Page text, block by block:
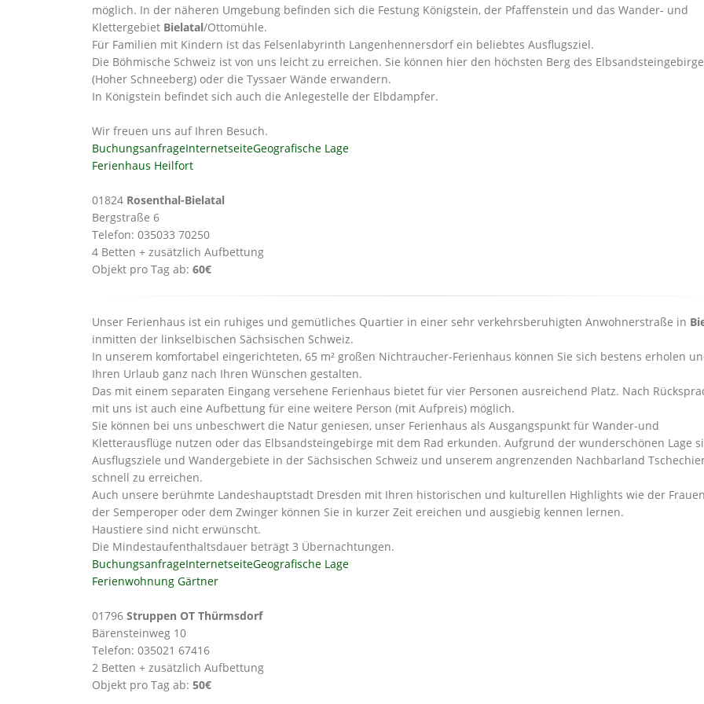
möglich. In der näheren Umgebung befinden sich die Festung Königstein, der Pfaffenstein und das Wander- und
Klettergebiet Bielatal/Ottomühle.
Für Familien mit Kindern ist das Felsenlabyrinth Langenhennersdorf ein beliebtes Ausflugsziel.
Die Böhmische Schweiz ist von uns leicht zu erreichen. Sie können hier den höchsten Berg des
(Hoher Schneeberg) oder die Tyssaer Wände erwandern.
In Königstein befindet sich auch die Anlegestelle der Elbdampfer.
Wir freuen uns auf Ihren Besuch.
BuchungsanfrageInternetseiteGeografische Lage
Ferienhaus Heilfort
01824 Rosenthal-Bielatal
Bergstraße 6
Telefon: 035033 70250
4 Betten + zusätzlich Aufbettung
Objekt pro Tag ab: 60€
Unser Ferienhaus ist ein ruhiges und gemütliches Quartier in einer sehr verkehrsberuhigten Anwohnerstraße in
inmitten der linkselbischen Sächsischen Schweiz.
In unserem komfortabel eingerichteten, 65 m² großen Nichtraucher-Ferienhaus können Sie sich bestens erholen
Ihren Urlaub ganz nach Ihren Wünschen gestalten.
Das mit einem separaten Eingang versehene Ferienhaus bietet für vier Personen ausreichend Platz. Nach
mit uns ist auch eine Aufbettung für eine weitere Person (mit Aufpreis) möglich.
Sie können bei uns unbeschwert die Natur geniesen, unser Ferienhaus als Ausgangspunkt für Wander-und
Kletterausflüge nutzen oder das Elbsandsteingebirge mit dem Rad erkunden. Aufgrund der wunderschönen Lage
Ausflugsziele und Wandergebiete in der Sächsischen Schweiz und unserem angrenzenden Nachbarland
schnell zu erreichen.
Auch unsere berühmte Landeshauptstadt Dresden mit Ihren historischen und kulturellen Highlights wie der
der Semperoper oder dem Zwinger können Sie in kurzer Zeit ereichen und ausgiebig kennen lernen.
Haustiere sind nicht erwünscht.
Die Mindestaufenthaltsdauer beträgt 3 Übernachtungen.
BuchungsanfrageInternetseiteGeografische Lage
Ferienwohnung Gärtner
01796 Struppen OT Thürmsdorf
Bärensteinweg 10
Telefon: 035021 67416
2 Betten + zusätzlich Aufbettung
Objekt pro Tag ab: 50€